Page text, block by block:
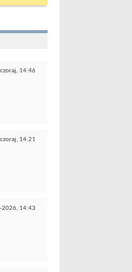
14:46
14:21
2026, 14:43